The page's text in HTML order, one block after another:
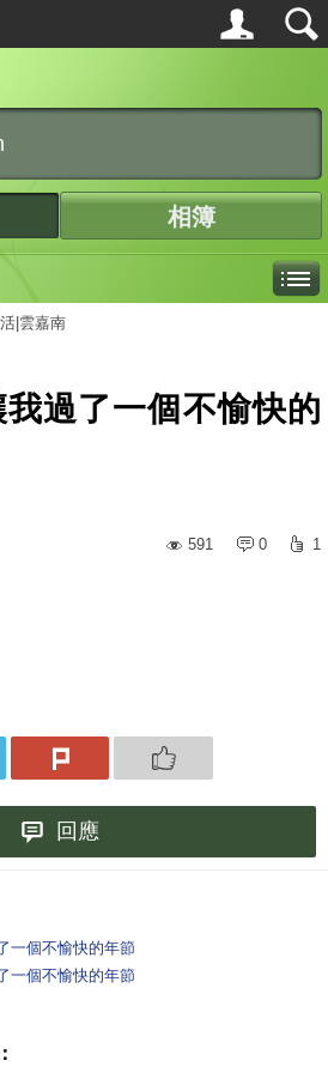
相簿
|雲嘉南
過了一個不愉快的
591
0 1
回應
一個不愉快的年節
一個不愉快的年節